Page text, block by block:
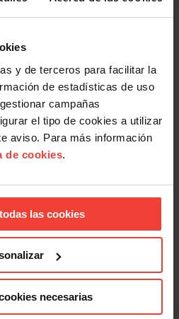
y de terceros para facilitar la
de estadísticas de uso
campañas
el tipo de cookies a utilizar
aviso. Para más información
de cookies.
las cookies
necesarias